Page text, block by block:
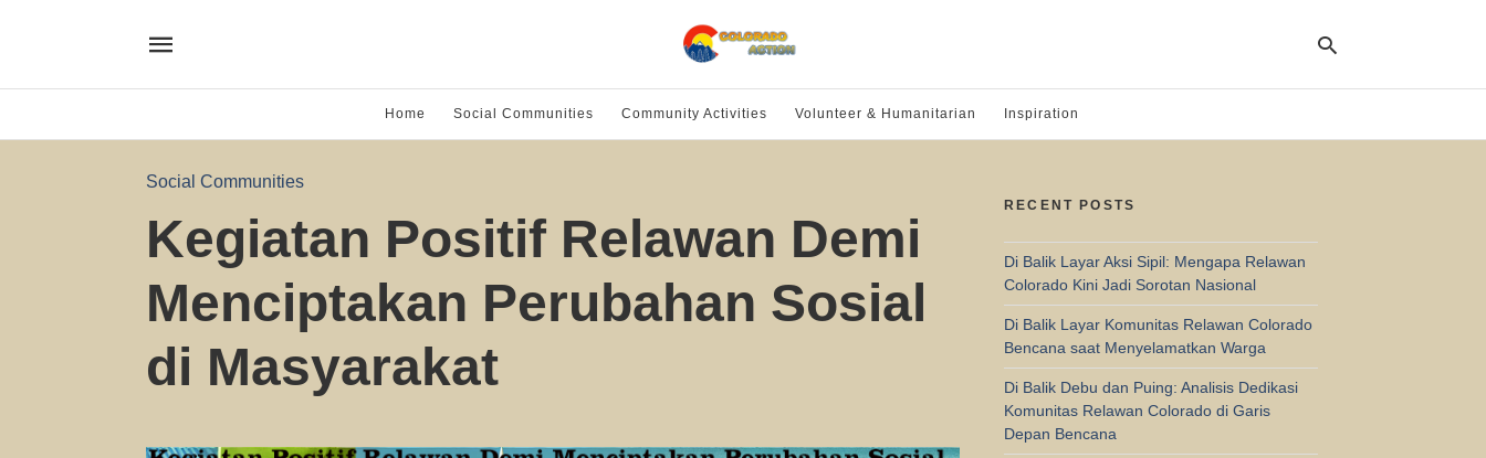
Home Social Communities Community Activities Volunteer & Humanitarian Inspiration
Social Communities
Kegiatan Positif Relawan Demi
Menciptakan Perubahan Sosial
di Masyarakat
RECENT POSTS
Di Balik Layar Aksi Sipil: Mengapa Relawan
Colorado Kini Jadi Sorotan Nasional
Di Balik Layar Komunitas Relawan Colorado
Bencana saat Menyelamatkan Warga
Di Balik Debu dan Puing: Analisis Dedikasi
Komunitas Relawan Colorado di Garis
Depan Bencana